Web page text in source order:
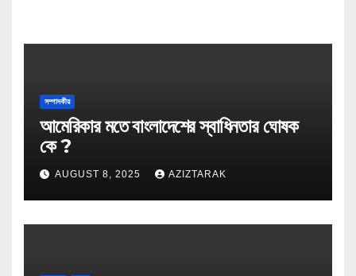
সম্পাদকীয়
আমেরিকার মতে বাংলাদেশের স্বাধিনতার ঘোষক
কে ?
AUGUST 8, 2025 AZIZTARAK